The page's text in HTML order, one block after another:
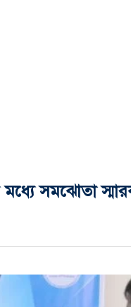
সমঝোতা